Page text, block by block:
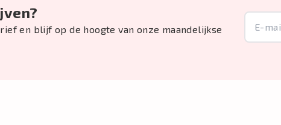
en blijf op de hoogte van onze maandelijkse